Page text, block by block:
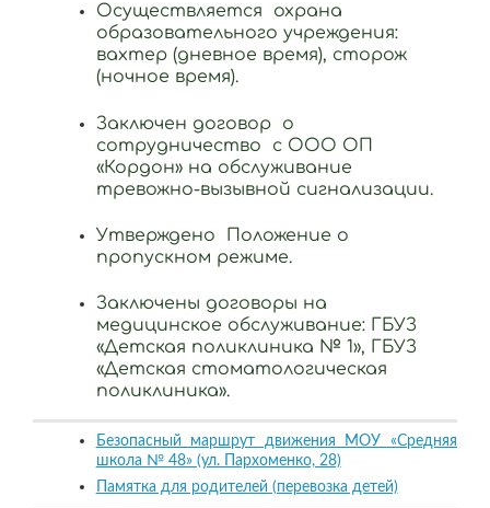
Осуществляется охрана
образовательного учреждения:
вахтер (дневное время), сторож
(ночное время).
Заключен договор о
сотрудничество с ООО ОП
«Кордон» на обслуживание
тревожно-вызывной сигнализации.
Утверждено Положение о
пропускном режиме.
Заключены договоры на
медицинское обслуживание: ГБУЗ
«Детская поликлиника № 1», ГБУЗ
«Детская стоматологическая
поликлиника».
Безопасный маршрут движения МОУ «Средняя
школа № 48» (ул. Пархоменко, 28)
Памятка для родителей (перевозка детей)